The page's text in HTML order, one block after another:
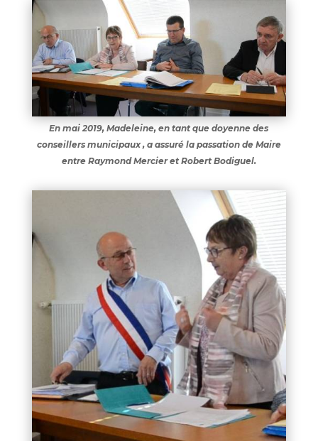
En mai 2019, Madeleine, en tant que doyenne des
conseillers municipaux , a assuré la passation de Maire
entre Raymond Mercier et Robert Bodiguel.